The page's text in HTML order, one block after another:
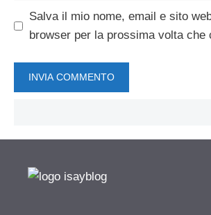
Salva il mio nome, email e sito
browser per la prossima volta che